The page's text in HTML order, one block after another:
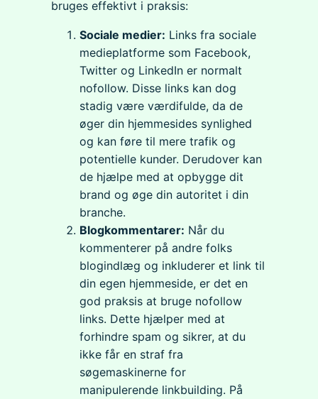
bruges effektivt i praksis:
Sociale medier: Links fra sociale
medieplatforme som Facebook,
Twitter og LinkedIn er normalt
nofollow. Disse links kan dog
stadig være værdifulde, da de
øger din hjemmesides synlighed
og kan føre til mere trafik og
potentielle kunder. Derudover kan
de hjælpe med at opbygge dit
brand og øge din autoritet i din
branche.
Blogkommentarer: Når du
kommenterer på andre folks
blogindlæg og inkluderer et link til
din egen hjemmeside, er det en
god praksis at bruge nofollow
links. Dette hjælper med at
forhindre spam og sikrer, at du
ikke får en straf fra
søgemaskinerne for
manipulerende linkbuilding. På